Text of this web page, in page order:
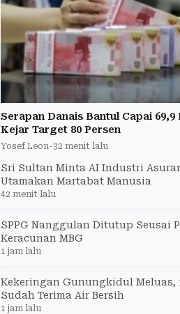
Serapan Danais Bantul Capai 69,9
Kejar Target 80 Persen
Yosef Leon-32 menit lalu
Sri Sultan Minta AI Industri
Utamakan Martabat Manusia
42 menit lalu
SPPG Nanggulan Ditutup Seusai
Keracunan MBG
1 jam lalu
Kekeringan Gunungkidul Meluas,
Sudah Terima Air Bersih
1 jam lalu